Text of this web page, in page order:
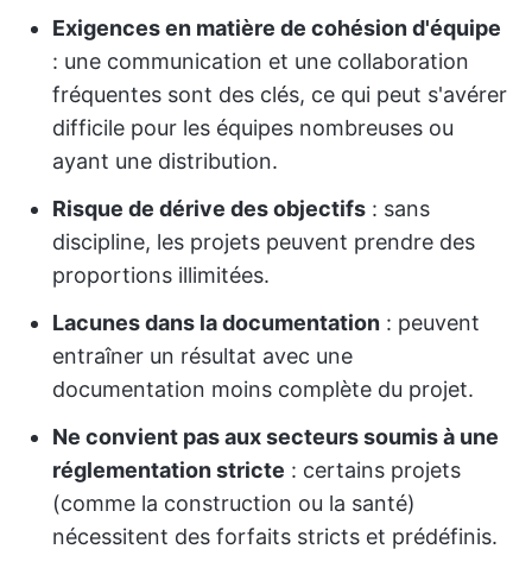
Exigences en matière de cohésion d'équipe
: une communication et une collaboration
fréquentes sont des clés, ce qui peut s'avérer
difficile pour les équipes nombreuses ou
ayant une distribution.
Risque de dérive des objectifs : sans
discipline, les projets peuvent prendre des
proportions illimitées.
Lacunes dans la documentation : peuvent
entraîner un résultat avec une
documentation moins complète du projet.
Ne convient pas aux secteurs soumis à une
réglementation stricte : certains projets
(comme la construction ou la santé)
nécessitent des forfaits stricts et prédéfinis.